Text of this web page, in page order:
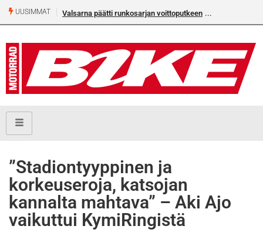
UUSIMMAT Valsarna päätti runkosarjan voittoputkeen
”Stadiontyyppinen ja
korkeuseroja, katsojan
kannalta mahtava” – Aki Ajo
vaikuttui KymiRingistä